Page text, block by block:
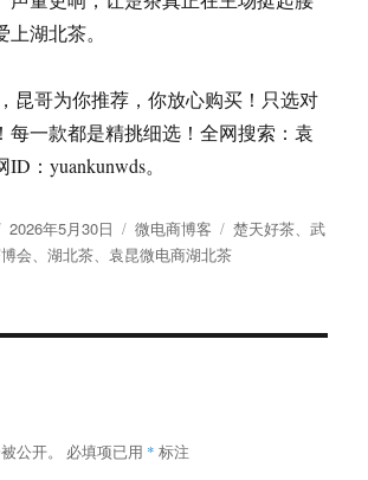
湖北茶。
昆哥为你推荐，你放心购买！只选对
每一款都是精挑细选！全网搜索：袁
：yuankunwds。
发
布
2026年5月30日
分
类
微电商博客
标
楚天好茶、武
会、湖北茶、袁昆微电商湖北茶
公开。 必填项已用 * 标注